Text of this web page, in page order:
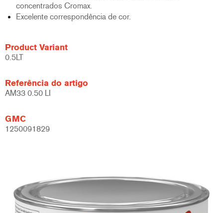
concentrados Cromax.
Excelente correspondência de cor.
Product Variant
0.5LT
Referência do artigo
AM33 0.50 LI
GMC
1250091829